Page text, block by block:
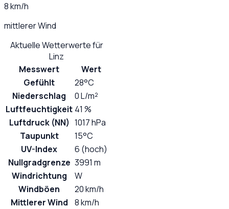
8 km/h
mittlerer Wind
Aktuelle Wetterwerte für
Linz
Messwert
Wert
Gefühlt
28°C
Niederschlag
0 L/m²
Luftfeuchtigkeit 41 %
Luftdruck (NN) 1017 hPa
Taupunkt
15°C
UV-Index
6 (hoch)
Nullgradgrenze 3991 m
Windrichtung
W
Windböen
20 km/h
Mittlerer Wind
8 km/h